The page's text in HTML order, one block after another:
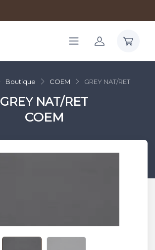
Boutique COEM GREY NAT/RET
GREY NAT/RET
COEM